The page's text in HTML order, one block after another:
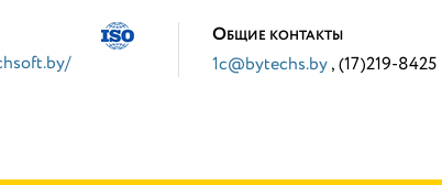
ОБЩИЕ КОНТАКТЫ
1c@bytechs.by, (17)219-8425